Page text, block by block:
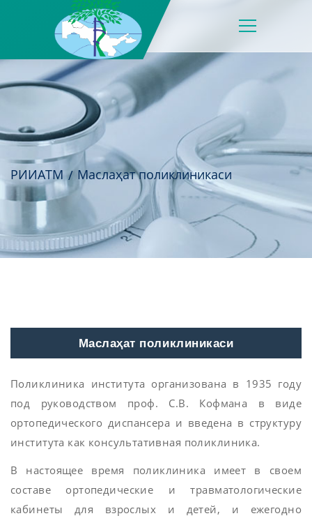
РИИАТМ Маслаҳат поликлиникаси
Маслаҳат поликлиникаси
Поликлиника института организована в 1935 году
под руководством проф. С.В. Кофмана в виде
ортопедического диспансера и введена в структуру
института как консультативная поликлиника.
В настоящее время поликлиника имеет в своем
составе ортопедические и травматологические
кабинеты для взрослых и детей, и ежегодно